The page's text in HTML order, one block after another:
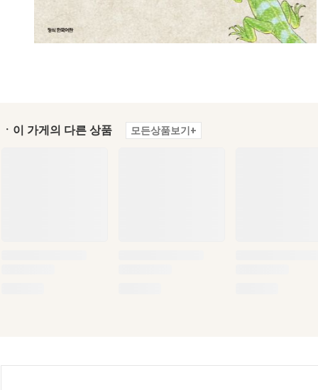
ㆍ이 가게의 다른 상품 모든상품보기+